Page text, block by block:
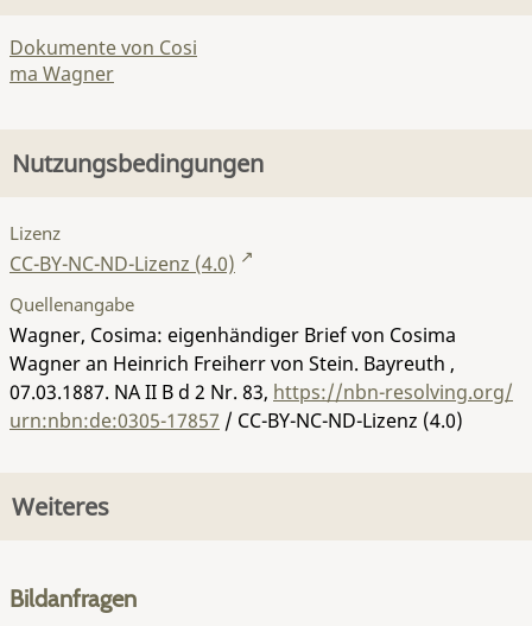
Dokumente von Cosi
ma Wagner
Nutzungsbedingungen
Lizenz
CC-BY-NC-ND-Lizenz (4.0)
Quellenangabe
Wagner, Cosima: eigenhändiger Brief von Cosima
Wagner an Heinrich Freiherr von Stein. Bayreuth ,
07.03.1887. NA II B d 2 Nr. 83, https://nbn-resolving.org/
urn:nbn:de:0305-17857 / CC-BY-NC-ND-Lizenz (4.0)
Weiteres
Bildanfragen